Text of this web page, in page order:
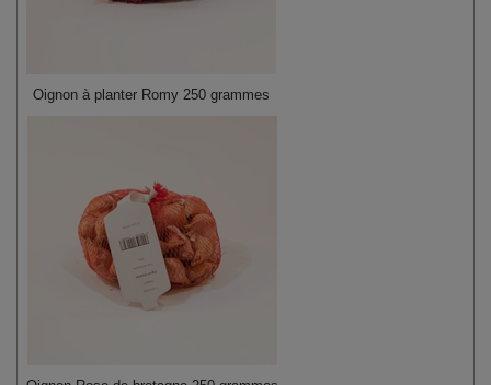
Oignon à planter Romy 250 grammes